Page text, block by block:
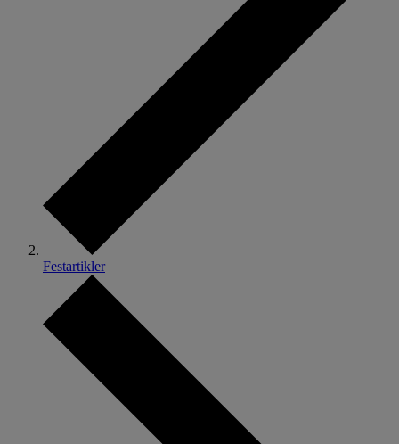
Festartikler